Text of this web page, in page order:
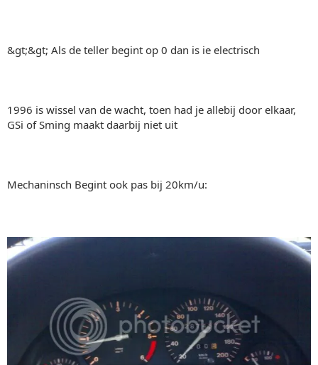
&gt;&gt; Als de teller begint op 0 dan is ie electrisch
1996 is wissel van de wacht, toen had je allebij door elkaar,
GSi of Sming maakt daarbij niet uit
Mechaninsch Begint ook pas bij 20km/u: